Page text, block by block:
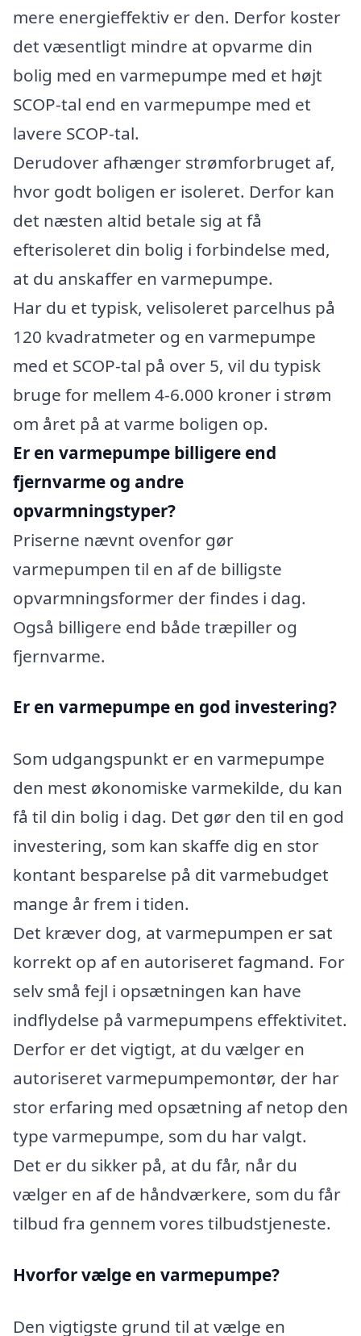
mere energieffektiv er den. Derfor koster
det væsentligt mindre at opvarme din
bolig med en varmepumpe med et højt
SCOP-tal end en varmepumpe med et
lavere SCOP-tal.
Derudover afhænger strømforbruget af,
hvor godt boligen er isoleret. Derfor kan
det næsten altid betale sig at få
efterisoleret din bolig i forbindelse med,
at du anskaffer en varmepumpe.
Har du et typisk, velisoleret parcelhus på
120 kvadratmeter og en varmepumpe
med et SCOP-tal på over 5, vil du typisk
bruge for mellem 4-6.000 kroner i strøm
om året på at varme boligen op.
Er en varmepumpe billigere end
fjernvarme og andre
opvarmningstyper?
Priserne nævnt ovenfor gør
varmepumpen til en af de billigste
opvarmningsformer der findes i dag.
Også billigere end både træpiller og
fjernvarme.
Er en varmepumpe en god investering?
Som udgangspunkt er en varmepumpe
den mest økonomiske varmekilde, du kan
få til din bolig i dag. Det gør den til en god
investering, som kan skaffe dig en stor
kontant besparelse på dit varmebudget
mange år frem i tiden.
Det kræver dog, at varmepumpen er sat
korrekt op af en autoriseret fagmand. For
selv små fejl i opsætningen kan have
indflydelse på varmepumpens effektivitet.
Derfor er det vigtigt, at du vælger en
autoriseret varmepumpemontør, der har
stor erfaring med opsætning af netop den
type varmepumpe, som du har valgt.
Det er du sikker på, at du får, når du
vælger en af de håndværkere, som du får
tilbud fra gennem vores tilbudstjeneste.
Hvorfor vælge en varmepumpe?
Den vigtigste grund til at vælge en